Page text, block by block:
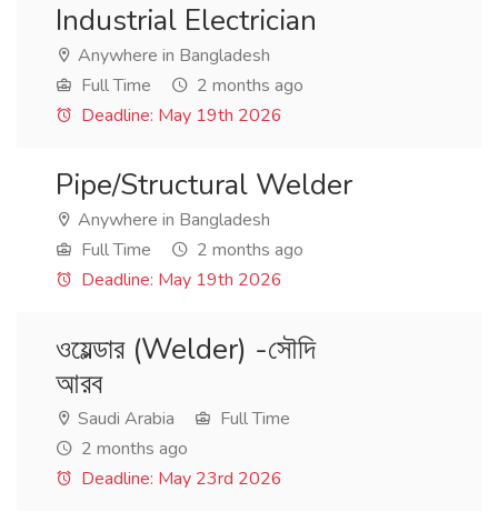
Industrial Electrician
Anywhere in Bangladesh
Full Time
2 months ago
Deadline: May 19th 2026
Pipe/Structural Welder
Anywhere in Bangladesh
Full Time
2 months ago
Deadline: May 19th 2026
ওয়েল্ডার (Welder) -সৌদি
আরব
Saudi Arabia
Full Time
2 months ago
Deadline: May 23rd 2026